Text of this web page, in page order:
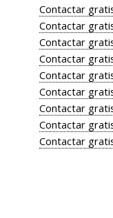
Contactar
Contactar
Contactar
Contactar
Contactar
Contactar
Contactar
Contactar
Contactar